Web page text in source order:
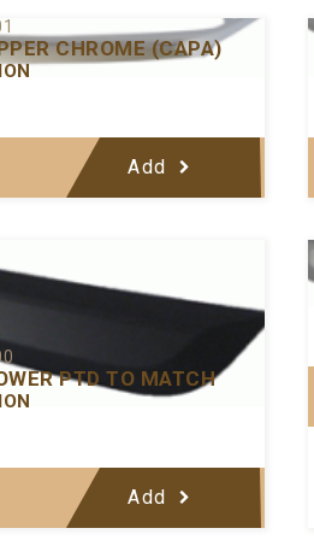
CHROME (CAPA)
Add
PTD TO MATCH
Add